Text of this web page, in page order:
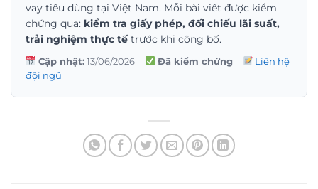
vay tiêu dùng tại Việt Nam. Mỗi bài viết được kiểm
chứng qua: kiểm tra giấy phép, đối chiếu lãi suất,
trải nghiệm thực tếtrước khi công bố.
Cập nhật:13/06/2026 Đã kiểm chứng
Liên hệ
đội ngũ